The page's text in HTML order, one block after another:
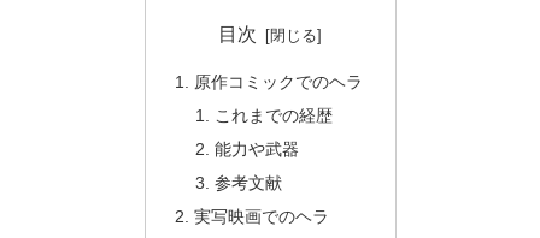
目次
原作コミックでのヘラ
これまでの経歴
能力や武器
参考文献
実写映画でのヘラ